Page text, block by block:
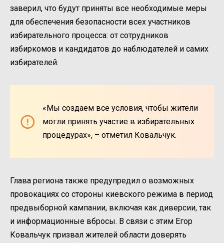
заверил, что будут приняты все необходимые меры
для обеспечения безопасности всех участников
избирательного процесса: от сотрудников
избиркомов и кандидатов до наблюдателей и самих
избирателей.
«Мы создаем все условия, чтобы жители
могли принять участие в избирательных
процедурах», – отметил Ковальчук.
Глава региона также предупредил о возможных
провокациях со стороны киевского режима в период
предвыборной кампании, включая как диверсии, так
и информационные вбросы. В связи с этим Егор
Ковальчук призвал жителей области доверять